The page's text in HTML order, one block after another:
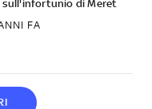
sull'infortunio di Meret
FA